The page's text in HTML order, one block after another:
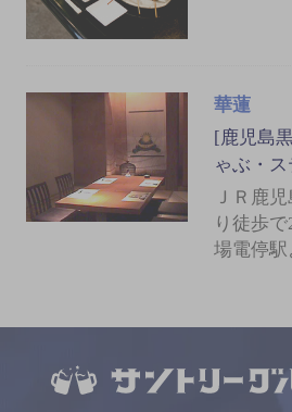
華蓮
[鹿児島
ゃぶ・
ＪＲ鹿
り徒歩
場電停駅